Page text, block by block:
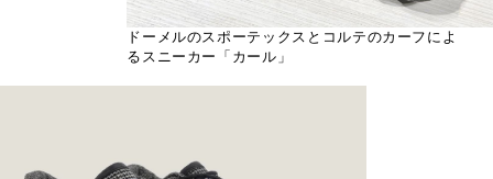
ドーメルのスポーテックスとコルテのカーフによ
るスニーカー「カール」